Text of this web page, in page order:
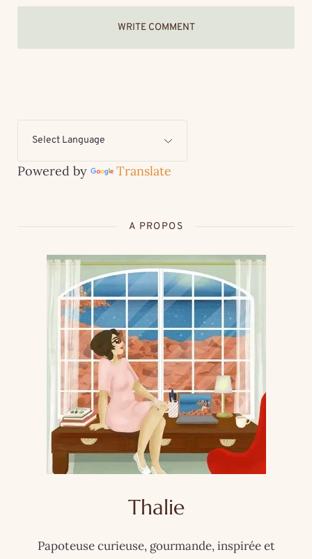
WRITE COMMENT
Powered by Translate
A PROPOS
Thalie
Papoteuse curieuse, gourmande, inspirée et